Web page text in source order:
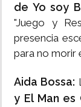
de Yo soy
"Juego y
presencia
para no morir
Aida Bossa:
y El Man